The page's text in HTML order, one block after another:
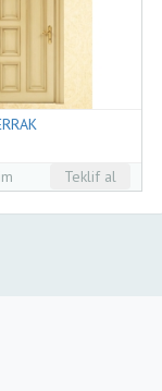
Teklif al